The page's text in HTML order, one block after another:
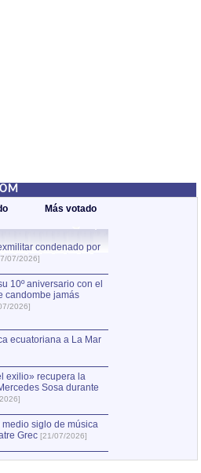
Más votado
condenado por
07/2026]
10º aniversario con el
candombe jamás
2026]
ecuatoriana a La Mar
exilio» recupera la
Sosa durante
siglo de música
Grec [21/07/2026]